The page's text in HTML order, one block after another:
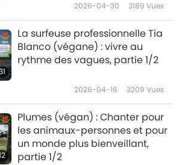
2026-04-30 3189 Vues
La surfeuse professionnelle Tia
Blanco (végane) : vivre au
rythme des vagues, partie 1/2
2026-04-16 3209 Vues
Plumes (végan) : Chanter pour
les animaux-personnes et pour
un monde plus bienveillant,
partie 1/2